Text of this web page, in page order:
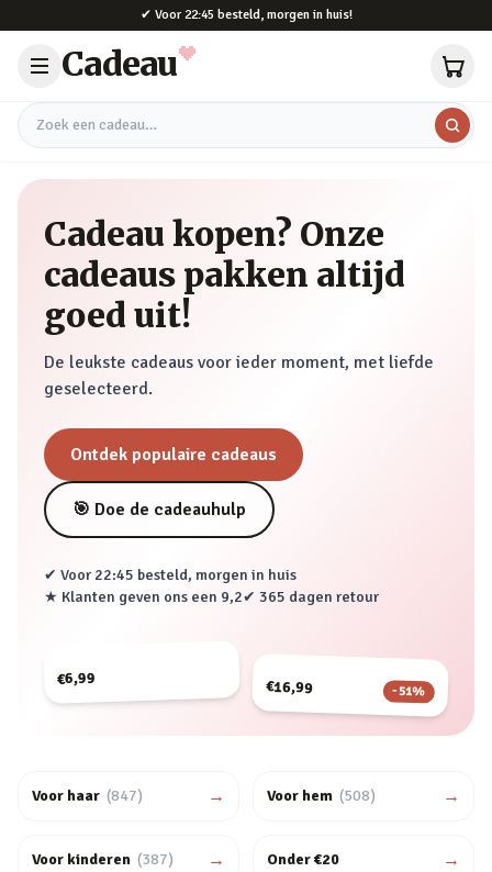
✔ Voor 22:45 besteld, morgen in huis!
Cadeau
Zoek een cadeau
Cadeau kopen? Onze
cadeaus pakken altijd
goed uit!
De leukste cadeaus voor ieder moment, met liefde
geselecteerd.
Ontdek populaire cadeaus
🎯 Doe de cadeauhulp
✔ Voor 22:45 besteld, morgen in huis
★ Klanten geven ons een 9,2✔ 365 dagen retour
€6,99 €16,99 -51%
Voor haar (847) → Voor hem (508) →
Voor kinderen (387) → Onder €20 →